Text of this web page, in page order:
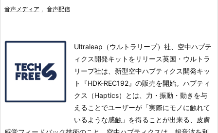
音声メディア , 音声配信
Ultraleap（ウルトラリープ）社、空中ハプテ
ィクス開発キットをリリース英国・ウルトラ
リープ社は、新型空中ハプティクス開発キッ
ト『HDK-REC192』の販売を開始。 ハプティ
クス（Haptics）とは、⼒・振動・動きを与
えることでユーザーが「実際にモノに触れて
いるような感触」を得ることが出来る、⽪膚